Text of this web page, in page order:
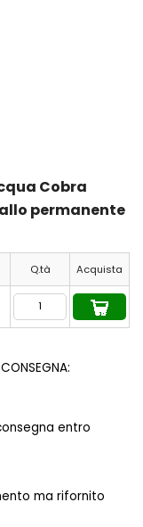
Cobra
permanente
Q.tà Acquista
entro
ma rifornito